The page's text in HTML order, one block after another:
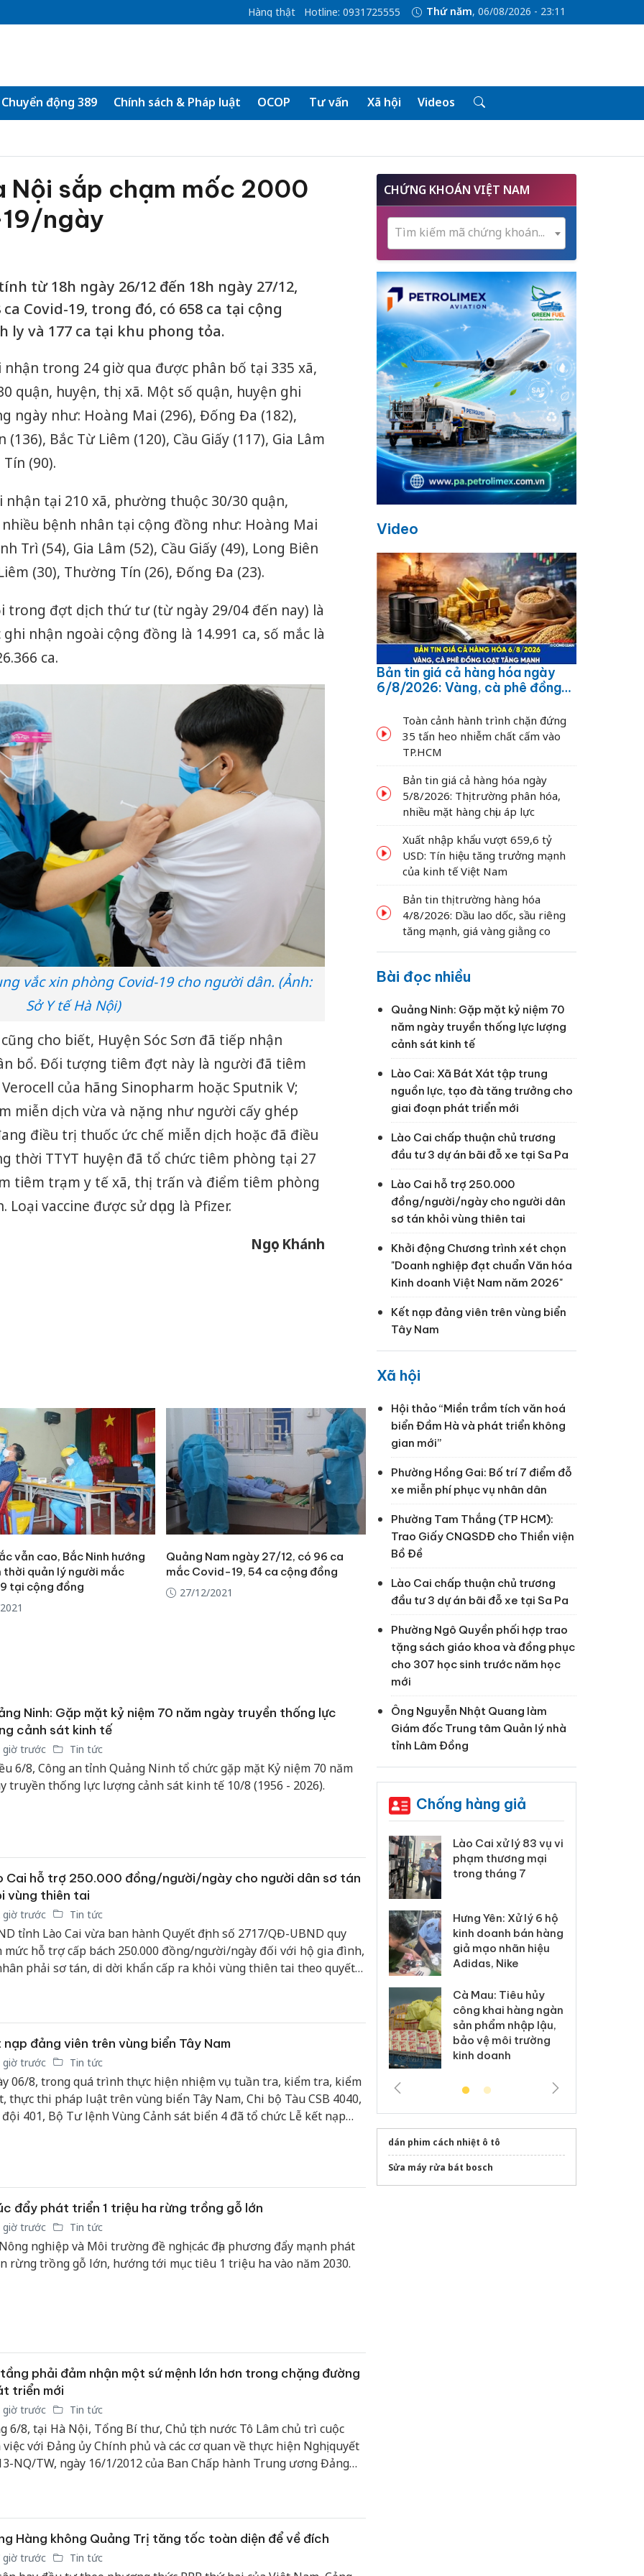
Hàng thật Hotline: 0931725555 Thứ năm, 06/08/2026 - 23:11
Chuyển động 389 Chính sách & Pháp luật OCOP Tư vấn Xã hội Videos
Nội sắp chạm mốc 2000
ngày
từ 18h ngày 26/12 đến 18h ngày 27/12,
Covid-19, trong đó, có 658 ca tại cộng
ly và 177 ca tại khu phong tỏa.
nhận trong 24 giờ qua được phân bố tại 335 xã,
quận, huyện, thị xã. Một số quận, huyện ghi
ngày như: Hoàng Mai (296), Đống Đa (182),
Bắc Từ Liêm (120), Cầu Giấy (117), Gia Lâm
(90).
nhận tại 210 xã, phường thuộc 30/30 quận,
bệnh nhân tại cộng đồng như: Hoàng Mai
Trì (54), Gia Lâm (52), Cầu Giấy (49), Long Biên
(30), Thường Tín (26), Đống Đa (23).
trong đợt dịch thứ tư (từ ngày 29/04 đến nay) là
nhận ngoài cộng đồng là 14.991 ca, số mắc là
ca.
vắc xin phòng Covid-19 cho người dân. (Ảnh:
Sở Y tế Hà Nội)
cho biết, Huyện Sóc Sơn đã tiếp nhận
bổ. Đối tượng tiêm đợt này là người đã tiêm
của hãng Sinopharm hoặc Sputnik V;
miễn dịch vừa và nặng như người cấy ghép
điều trị thuốc ức chế miễn dịch hoặc đã điều
thời TTYT huyện đã tổ chức tiêm phòng tại 27
tiêm trạm y tế xã, thị trấn và điểm tiêm phòng
vaccine được sử dụng là Pfizer.
Ngọc Khánh
vẫn cao, Bắc Ninh hướng
thời quản lý người mắc
tại cộng đồng
Quảng Nam ngày 27/12, có 96 ca
mắc Covid-19, 54 ca cộng đồng
27/12/2021
Ninh: Gặp mặt kỷ niệm 70 năm ngày truyền thống lực
cảnh sát kinh tế
giờ trước Tin tức
6/8, Công an tỉnh Quảng Ninh tổ chức gặp mặt Kỷ niệm 70 năm
truyền thống lực lượng cảnh sát kinh tế 10/8 (1956 - 2026).
Cai hỗ trợ 250.000 đồng/người/ngày cho người dân sơ tán
vùng thiên tai
giờ trước Tin tức
tỉnh Lào Cai vừa ban hành Quyết định số 2717/QĐ-UBND quy
mức hỗ trợ cấp bách 250.000 đồng/người/ngày đối với hộ gia đình,
phải sơ tán, di dời khẩn cấp ra khỏi vùng thiên tai theo quyết
nạp đảng viên trên vùng biển Tây Nam
giờ trước Tin tức
06/8, trong quá trình thực hiện nhiệm vụ tuần tra, kiểm tra, kiểm
thực thi pháp luật trên vùng biển Tây Nam, Chi bộ Tàu CSB 4040,
401, Bộ Tư lệnh Vùng Cảnh sát biển 4 đã tổ chức Lễ kết nạp
đẩy phát triển 1 triệu ha rừng trồng gỗ lớn
giờ trước Tin tức
nghiệp và Môi trường đề nghị các địa phương đẩy mạnh phát
rừng trồng gỗ lớn, hướng tới mục tiêu 1 triệu ha vào năm 2030.
phải đảm nhận một sứ mệnh lớn hơn trong chặng đường
triển mới
giờ trước Tin tức
6/8, tại Hà Nội, Tổng Bí thư, Chủ tịch nước Tô Lâm chủ trì cuộc
việc với Đảng ủy Chính phủ và các cơ quan về thực hiện Nghị quyết
NQ/TW, ngày 16/1/2012 của Ban Chấp hành Trung ương Đảng
ngày 23/2/2024 của Bộ Chính trị khóa XIII về tiếp tục thực hiện
quyết số 13-NQ/TW.
Hàng không Quảng Trị tăng tốc toàn diện để về đích
giờ trước Tin tức
CHỨNG KHOÁN VIỆT NAM
Tìm kiếm mã chứng khoán...
Video
Bản tin giá cả hàng hóa ngày
6/8/2026: Vàng, cà phê đồng
Toàn cảnh hành trình chặn đứng
35 tấn heo nhiễm chất cấm vào
TP.HCM
Bản tin giá cả hàng hóa ngày
5/8/2026: Thị trường phân hóa,
nhiều mặt hàng chịu áp lực
Xuất nhập khẩu vượt 659,6 tỷ
USD: Tín hiệu tăng trưởng mạnh
của kinh tế Việt Nam
Bản tin thị trường hàng hóa
4/8/2026: Dầu lao dốc, sầu riêng
tăng mạnh, giá vàng giằng co
Bài đọc nhiều
Quảng Ninh: Gặp mặt kỷ niệm 70
năm ngày truyền thống lực lượng
cảnh sát kinh tế
Lào Cai: Xã Bát Xát tập trung
nguồn lực, tạo đà tăng trưởng cho
giai đoạn phát triển mới
Lào Cai chấp thuận chủ trương
đầu tư 3 dự án bãi đỗ xe tại Sa Pa
Lào Cai hỗ trợ 250.000
đồng/người/ngày cho người dân
sơ tán khỏi vùng thiên tai
Khởi động Chương trình xét chọn
"Doanh nghiệp đạt chuẩn Văn hóa
Kinh doanh Việt Nam năm 2026"
Kết nạp đảng viên trên vùng biển
Tây Nam
Xã hội
Hội thảo “Miền trầm tích văn hoá
biển Đầm Hà và phát triển không
gian mới”
Phường Hồng Gai: Bố trí 7 điểm đỗ
xe miễn phí phục vụ nhân dân
Phường Tam Thắng (TP HCM):
Trao Giấy CNQSDĐ cho Thiền viện
Bồ Đề
Lào Cai chấp thuận chủ trương
đầu tư 3 dự án bãi đỗ xe tại Sa Pa
Phường Ngô Quyền phối hợp trao
tặng sách giáo khoa và đồng phục
cho 307 học sinh trước năm học
mới
Ông Nguyễn Nhật Quang làm
Giám đốc Trung tâm Quản lý nhà
tỉnh Lâm Đồng
Chống hàng giả
tìm bị hại trong vụ
án sản xuất, buôn
hại trong vụ án buôn
bán bình sữa
Moyuum giả
bán hàng giả tại Phú
Lào Cai xử lý 83 vụ vi
phạm thương mại
trong tháng 7
Hưng Yên: Xử lý 6 hộ
kinh doanh bán hàng
giả mạo nhãn hiệu
Adidas, Nike
Cà Mau: Tiêu hủy
công khai hàng ngàn
sản phẩm nhập lậu,
bảo vệ môi trường
kinh doanh
dán phim cách nhiệt ô tô
Sửa máy rửa bát bosch